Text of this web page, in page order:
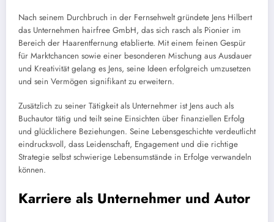
Nach seinem Durchbruch in der Fernsehwelt gründete Jens Hilbert
das Unternehmen hairfree GmbH, das sich rasch als Pionier im
Bereich der Haarentfernung etablierte. Mit einem feinen Gespür
für Marktchancen sowie einer besonderen Mischung aus Ausdauer
und Kreativität gelang es Jens, seine Ideen erfolgreich umzusetzen
und sein Vermögen signifikant zu erweitern.
Zusätzlich zu seiner Tätigkeit als Unternehmer ist Jens auch als
Buchautor tätig und teilt seine Einsichten über finanziellen Erfolg
und glücklichere Beziehungen. Seine Lebensgeschichte verdeutlicht
eindrucksvoll, dass Leidenschaft, Engagement und die richtige
Strategie selbst schwierige Lebensumstände in Erfolge verwandeln
können.
Karriere als Unternehmer und Autor